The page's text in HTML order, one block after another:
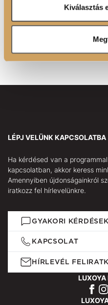
Ön által használt más
Kiválasztás
988/2023 GPSR EU rendelet
Luxoya Paris Kft.
1116 Budapest Barázda u. 5.
27 Avenue de L'Opéra,
LÉPJ VELÜNK KAPCSOLATBA
Ha kérdésed van a
kapcsolatban, akkor keress
Amennyiben újdonságainkról
iratkozz fel hírlevelünkre.
GYAKORI KÉRDÉSEK
KAPCSOLAT
HÍRLEVÉL
LUXOYA